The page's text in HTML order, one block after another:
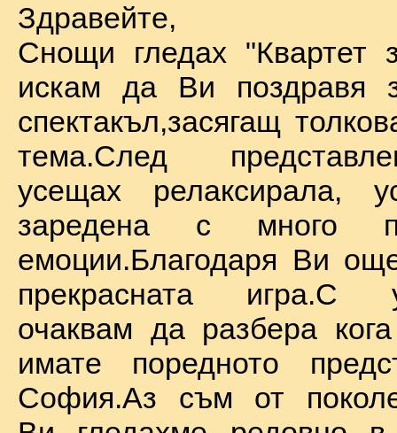
Здравейте,
Снощи гледах "Квартет
искам да Ви поздравя
спектакъл,засягащ
тема.След
усещах релаксирала,
заредена с много
емоции.Благодаря Ви
прекрасната игра.С
очаквам да разбера
имате поредното
София.Аз съм от